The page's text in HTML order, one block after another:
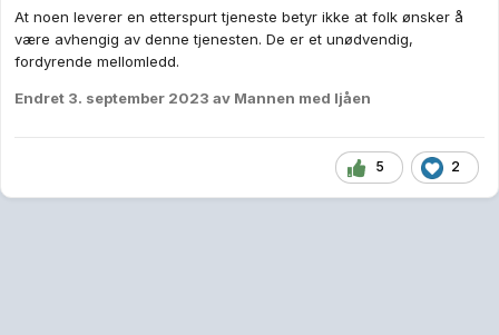
At noen leverer en etterspurt tjeneste betyr ikke at folk ønsker å
være avhengig av denne tjenesten. De er et unødvendig,
fordyrende mellomledd.
Endret 3. september 2023 av Mannen med ljåen
5 2